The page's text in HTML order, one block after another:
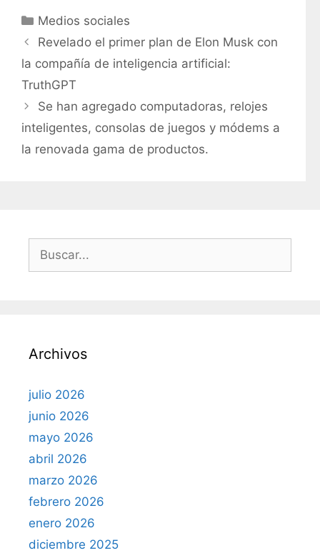
C
a
e
g
o
r
í
Medios sociales
Revelado el primer plan de Elon Musk con
la compañía de inteligencia artificial:
TruthGPT
Se han agregado computadoras, relojes
inteligentes, consolas de juegos y módems a
la renovada gama de productos.
:
Archivos
julio 2026
junio 2026
mayo 2026
abril 2026
marzo 2026
febrero 2026
enero 2026
diciembre 2025